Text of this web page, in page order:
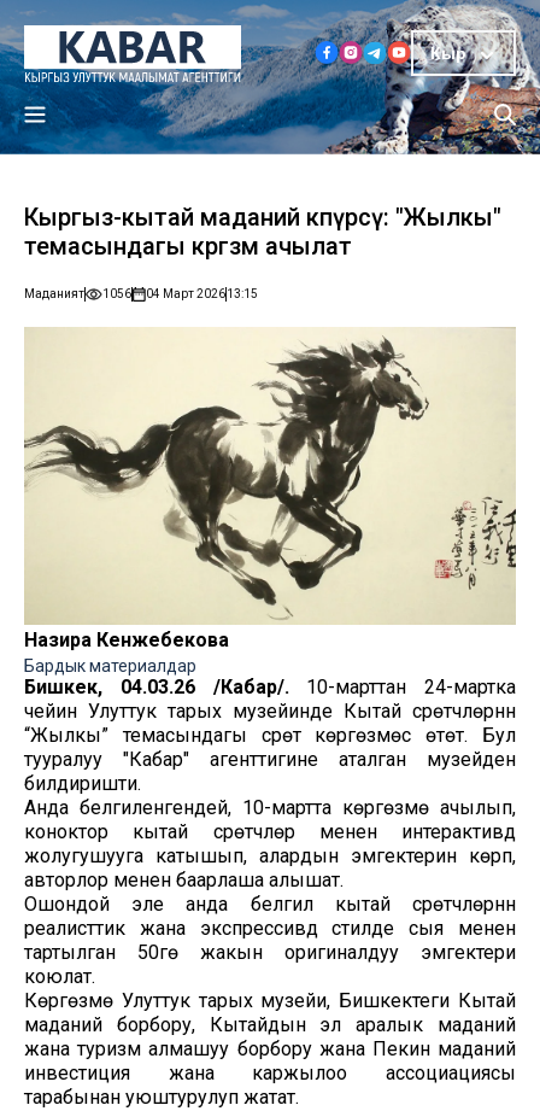
Кыр
Кыргыз-кытай маданий көпүрөсү: "Жылкы"
темасындагы көргөзмө ачылат
Маданият 1056 04 Март 202613:15
Назира Кенжебекова
Бардык материалдар
Бишкек, 04.03.26 /Кабар/. 10-марттан 24-мартка
чейин Улуттук тарых музейинде Кытай сүрөтчүлөрүнүн
“Жылкы” темасындагы сүрөт көргөзмөсү өтөт. Бул
тууралуу "Кабар" агенттигине аталган музейден
билдиришти.
Анда белгиленгендей, 10-мартта көргөзмө ачылып,
коноктор кытай сүрөтчүлөрү менен интерактивдүү
жолугушууга катышып, алардын эмгектерин көрүп,
авторлор менен баарлаша алышат.
Ошондой эле анда белгилүү кытай сүрөтчүлөрүнүн
реалисттик жана экспрессивдүү стилде сыя менен
тартылган 50гө жакын оригиналдуу эмгектери
коюлат.
Көргөзмө Улуттук тарых музейи, Бишкектеги Кытай
маданий борбору, Кытайдын эл аралык маданий
жана туризм алмашуу борбору жана Пекин маданий
инвестиция жана каржылоо ассоциациясы
тарабынан уюштурулуп жатат.